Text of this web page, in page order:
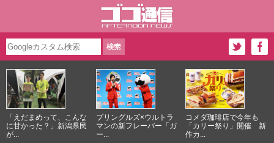
「えだまめって、こんな
に甘かった？」新潟県民
が...
プリングルズ×ウルトラ
マンの新フレーバー「ガ
ー...
コメダ珈琲店で今年も
「カリー祭り」開催 新
作カ...